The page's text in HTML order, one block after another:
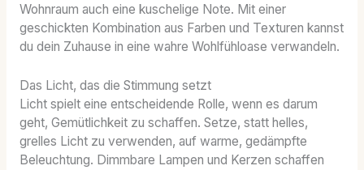
Wohnraum auch eine kuschelige Note. Mit einer
geschickten Kombination aus Farben und Texturen kannst
du dein Zuhause in eine wahre Wohlfühloase verwandeln.
Das Licht, das die Stimmung setzt
Licht spielt eine entscheidende Rolle, wenn es darum
geht, Gemütlichkeit zu schaffen. Setze, statt helles,
grelles Licht zu verwenden, auf warme, gedämpfte
Beleuchtung. Dimmbare Lampen und Kerzen schaffen